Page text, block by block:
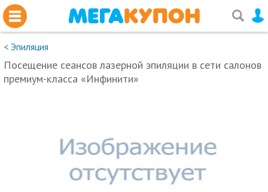
< Эпиляция
Посещение сеансов лазерной эпиляции в сети салонов
премиум-класса «Инфинити»